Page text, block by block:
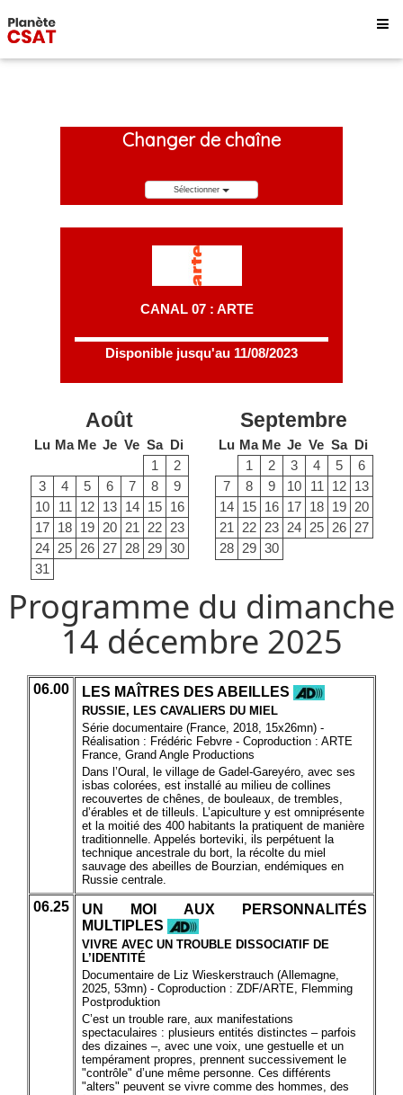
Changer de chaîne
Sélectionner
CANAL 07 : ARTE
Disponible jusqu'au 11/08/2023
Août
Lu Ma Me Je Ve Sa Di
1
2
3
4 5 6 7 8
9
10
11 12 13 14 15 16
17 18 19 20 21 22 23
24 25 26 27 28 29 30
31
Septembre
Lu Ma Me Je Ve Sa Di
1
2 3 4 5
6
7
8 9 10 11 12 13
14 15 16 17 18 19 20
21
22 23 24 25 26 27
28 29 30
Programme du dimanche
14 décembre 2025